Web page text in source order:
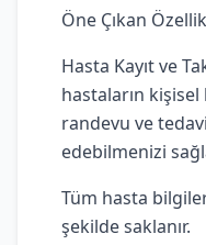
Öne Çıkan
Hasta Kayıt ve
hastaların
randevu ve
edebilmenizi
Tüm hasta
şekilde saklanır.